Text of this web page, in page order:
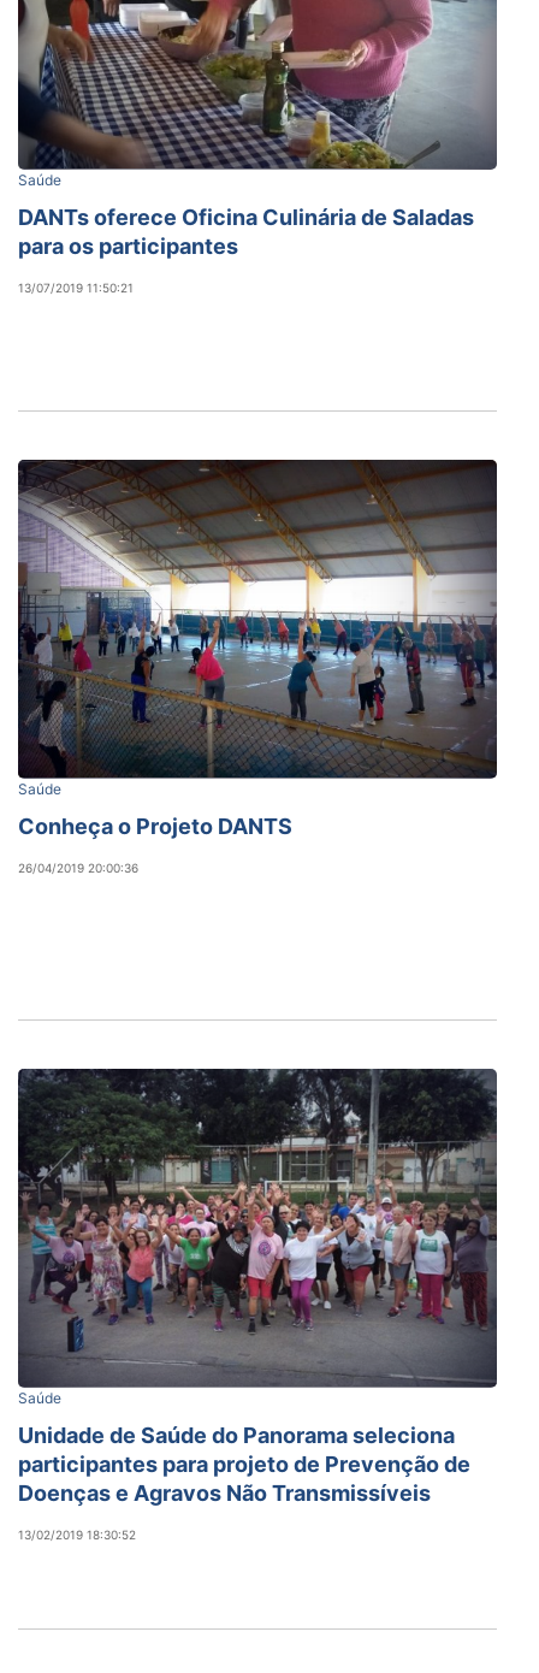
Saúde
DANTs oferece Oficina Culinária de Saladas
para os participantes
13/07/2019 11:50:21
Saúde
Conheça o Projeto DANTS
26/04/2019 20:00:36
Saúde
Unidade de Saúde do Panorama seleciona
participantes para projeto de Prevenção de
Doenças e Agravos Não Transmissíveis
13/02/2019 18:30:52